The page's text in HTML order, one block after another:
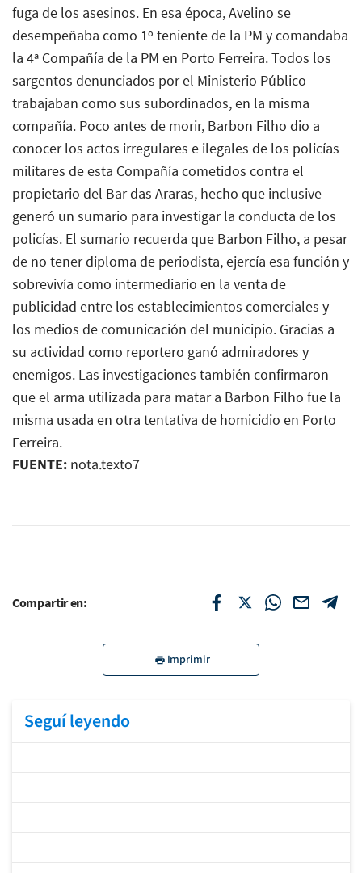
fuga de los asesinos. En esa época, Avelino se
desempeñaba como 1º teniente de la PM y comandaba
la 4ª Compañía de la PM en Porto Ferreira. Todos los
sargentos denunciados por el Ministerio Público
trabajaban como sus subordinados, en la misma
compañía. Poco antes de morir, Barbon Filho dio a
conocer los actos irregulares e ilegales de los policías
militares de esta Compañía cometidos contra el
propietario del Bar das Araras, hecho que inclusive
generó un sumario para investigar la conducta de los
policías. El sumario recuerda que Barbon Filho, a pesar
de no tener diploma de periodista, ejercía esa función y
sobrevivía como intermediario en la venta de
publicidad entre los establecimientos comerciales y
los medios de comunicación del municipio. Gracias a
su actividad como reportero ganó admiradores y
enemigos. Las investigaciones también confirmaron
que el arma utilizada para matar a Barbon Filho fue la
misma usada en otra tentativa de homicidio en Porto
Ferreira.
FUENTE: nota.texto7
Compartir en:
Imprimir
Seguí leyendo